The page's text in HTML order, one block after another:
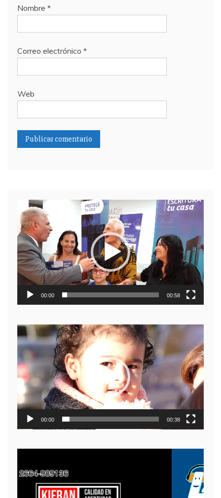
Nombre *
Correo electrónico *
Web
Reproductor
de
video
00:00 00:58
Reproductor
de
video
00:00 00:38